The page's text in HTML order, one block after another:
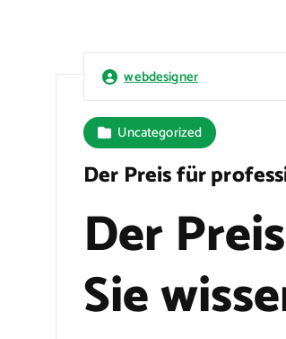
webdesigner
Uncategorized
Der Preis für
Der
Sie